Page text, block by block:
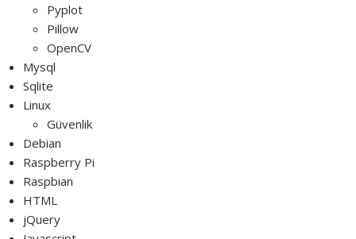
Pyplot
Pillow
OpenCV
Mysql
Sqlite
Linux
Güvenlik
Debian
Raspberry Pi
Raspbian
HTML
jQuery